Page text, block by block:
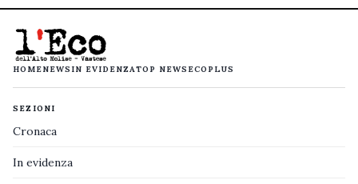
HOMENEWS IN EVIDENZATOP NEWS ECOPLUS
SEZIONI
Cronaca
In evidenza